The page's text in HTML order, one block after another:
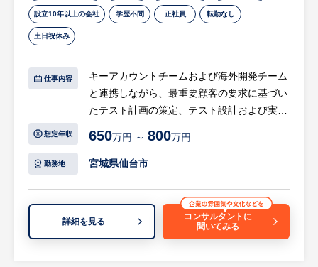
・スケートショー
【HUREX求人担当コメント】
同社は、仙台・東北を中心に、プロモーショ
ンイベントや社内イベントまで屋内外の多岐
す。
案、進行、演出といったソフト面まで、ワン
ストップでトータルプロデュースが可能で、
人々に新たな感動を提供するとともに、より
集客力の高い空間を創造しています。
多岐にわたる展示会・イベント分野で培った
設立10年以上の会社 学歴不問 正社員 転勤なし
土日祝休み
仕事内容
キーアカウントチームおよび海外開発チーム
と連携しながら、最重要顧客の要求に基づい
たテスト計画の策定、テスト設計および実行
【具体的には…】
策定、テスト設計および実行（PC・実機双
方） ・顧客システムと連携した統合テスト
の実施
想定年収 650万円 ～ 800万円
勤務地 宮城県仙台市
詳細を見る
コンサルタントに
聞いてみる